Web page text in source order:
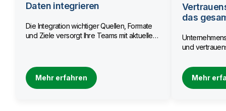
Daten integrieren
Die Integration wichtiger Quellen, Formate
und Ziele versorgt Ihre Teams mit aktuellen
Mehr erfahren
das
und
Mehr